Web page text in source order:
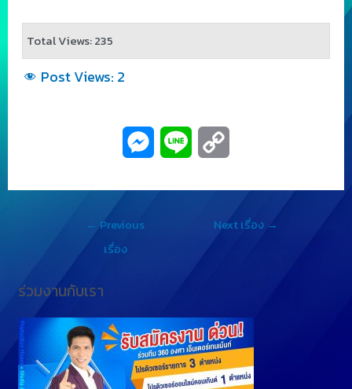
Total Views: 235
Post Views: 2
g
e
n
k
←Previous
เรื่อง
Next เรื่อง →
ร่วมงานกับเรา